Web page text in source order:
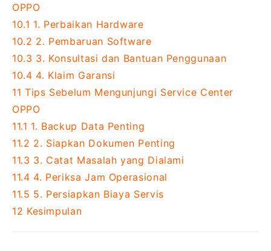
OPPO
10.1 1. Perbaikan Hardware
10.2 2. Pembaruan Software
10.3 3. Konsultasi dan Bantuan Penggunaan
10.4 4. Klaim Garansi
11 Tips Sebelum Mengunjungi Service Center
OPPO
11.1 1. Backup Data Penting
11.2 2. Siapkan Dokumen Penting
11.3 3. Catat Masalah yang Dialami
11.4 4. Periksa Jam Operasional
11.5 5. Persiapkan Biaya Servis
12 Kesimpulan